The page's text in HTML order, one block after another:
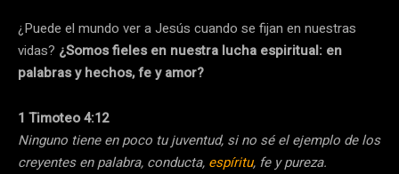
¿Puede el mundo ver a Jesús cuando se fijan en nuestras
vidas? ¿Somos fieles en nuestra lucha espiritual: en
palabras y hechos, fe y amor?
1 Timoteo 4:12
Ninguno tiene en poco tu juventud, si no sé el ejemplo de los
creyentes en palabra, conducta, espíritu, fe y pureza.